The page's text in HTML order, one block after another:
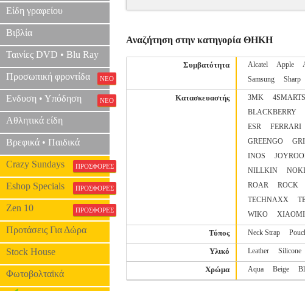
Είδη γραφείου
Βιβλία
Ταινίες DVD • Blu Ray
Προσωπική φροντίδα ΝΕΟ
Ενδυση • Υπόδηση ΝΕΟ
Αθλητικά είδη
Βρεφικά • Παιδικά
Crazy Sundays ΠΡΟΣΦΟΡΕΣ
Eshop Specials ΠΡΟΣΦΟΡΕΣ
Zen 10 ΠΡΟΣΦΟΡΕΣ
Προτάσεις Για Δώρα
Stock House
Φωτοβολταϊκά
Αναζήτηση στην κατηγορία ΘΗΚΗ
Συμβατότητα Alcatel Apple
Samsung
Sharp
Κατασκευαστής 3MK 4SMARTS
BLACKBERRY
ESR
FERRARI
GREENGO
INOS
NILLKIN
ROAR
ROCK
TECHNAXX
WIKO
XIAOMI
Τύπος Neck Strap
Υλικό Leather Silicone
Χρώμα Aqua Beige